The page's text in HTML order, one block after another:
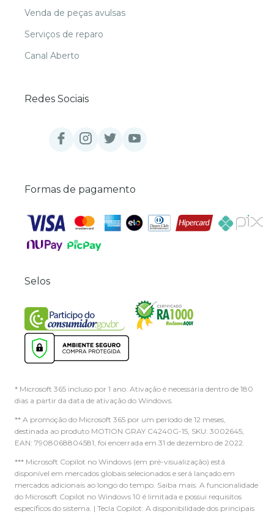
Venda de peças avulsas
Serviços de reparo
Canal Aberto
Redes Sociais
Formas de pagamento
Selos
* Microsoft 365 incluso por 1 ano. Ativação é necessária dentro de 180
dias a partir da data de ativação do Windows.
** A promoção do Microsoft 365 por um período de 12 meses,
destinada ao produto MOTION GRAY C4240G-15, SKU: 3002645,
EAN: 7908068804581, foi encerrada em 31 de dezembro de 2022.
*** Microsoft Copilot no Windows (em pré-visualização) está
disponível em mercados globais selecionados e será lançado em
mercados adicionais ao longo do tempo. Saiba mais. A funcionalidade
do Microsoft Copilot no Windows 10 é limitada e possui requisitos
específicos do sistema. | Tecla Copilot: A disponibilidade dos principais